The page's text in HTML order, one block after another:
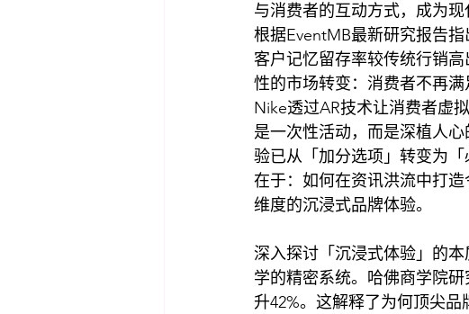
与消费者的互动方式，成为
根据EventMB最新研究报告
客户记忆留存率较传统行销
性的市场转变：消费者不再
Nike透过AR技术让消费者虚
是一次性活动，而是深植人
验已从「加分选项」转变为
在于：如何在资讯洪流中打
维度的沉浸式品牌体验。
深入探讨「沉浸式体验」的
学的精密系统。哈佛商学院
升42%。这解释了为何顶尖